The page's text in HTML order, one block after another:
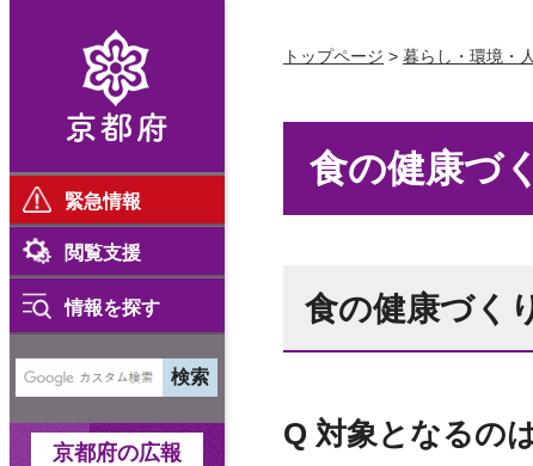
緊急情報
閲覧支援
情報を探す
京都府の広報
トップページ > 暮らし・環境・
食の健康づ
食の健康づく
Q 対象となるの